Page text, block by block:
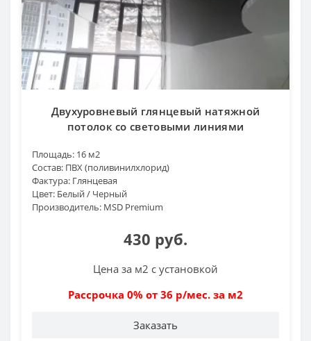
Двухуровневый глянцевый натяжной
потолок со световыми линиями
Площадь: 16 м2
Состав: ПВХ (поливинилхлорид)
Фактура: Глянцевая
Цвет: Белый / Черный
Производитель: MSD Premium
430 руб.
Цена за м2 с установкой
Рассрочка 0% от 36 р/мес. за м2
Заказать